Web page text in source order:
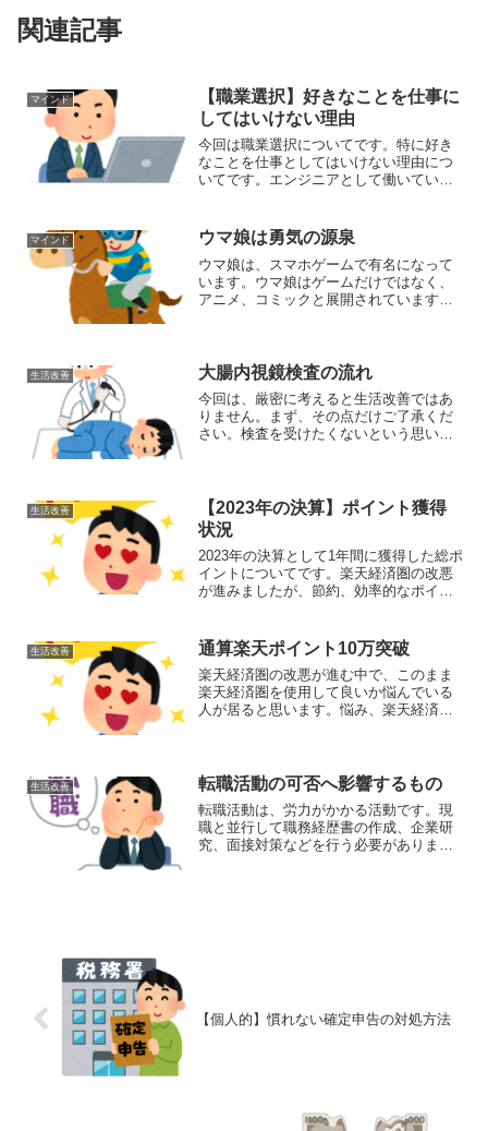
関連記事
マインド
【職業選択】好きなことを仕事に
してはいけない理由
今回は職業選択についてです。特に好き
なことを仕事としてはいけない理由につ
いてです。エンジニアとして働いていま
ンジニアとして働いています。正直、エ
ンジニアとしての仕事...
マインド ウマ娘は勇気の源泉
ウマ娘は、スマホゲームで有名になって
います。ウマ娘はゲームだけではなく、
アニメ、コミックと展開されています。
ルアップのため勉強してJ...
生活改善 大腸内視鏡検査の流れ
今回は、厳密に考えると生活改善ではあ
りません。まず、その点だけご了承くだ
さい。検査を受けたくないという思いか
ることになりました。一例...
生活改善
【2023年の決算】ポイント獲得
状況
2023年の決算として1年間に獲得した総ポ
イントについてです。楽天経済圏の改悪
が進みましたが、節約、効率的なポイ活
削減や投資へ利用しています。投資、ポ
イントに関わること...
生活改善 通算楽天ポイント10万突破
楽天経済圏の改悪が進む中で、このまま
楽天経済圏を使用して良いか悩んでいる
人が居ると思います。悩み、楽天経済圏
年も使用しようする...
生活改善 転職活動の可否へ影響するもの
転職活動は、労力がかかる活動です。現
職と並行して職務経歴書の作成、企業研
究、面接対策などを行う必要がありま
【個人的】慣れない確定申告の対処方法